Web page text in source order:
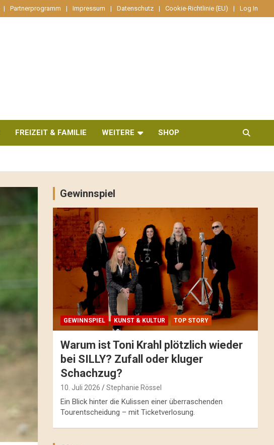
Partnerprogramm Impressum Datenschutz Cookie-Richtlinie (EU) Log In
FREIZEIT & FAMILIE WEITERE SHOP
Gewinnspiel
GEWINNSPIEL KUNST & KULTUR TOP STORY
Warum ist Toni Krahl plötzlich wieder
bei SILLY? Zufall oder kluger
Schachzug?
10. Juli 2026 Stephanie Rössel
Ein Blick hinter die Kulissen einer überraschenden
Tourentscheidung – mit Ticketverlosung.